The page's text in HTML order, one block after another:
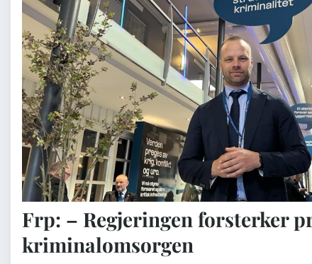
Frp: – Regjeringen forsterker
kriminalomsorgen